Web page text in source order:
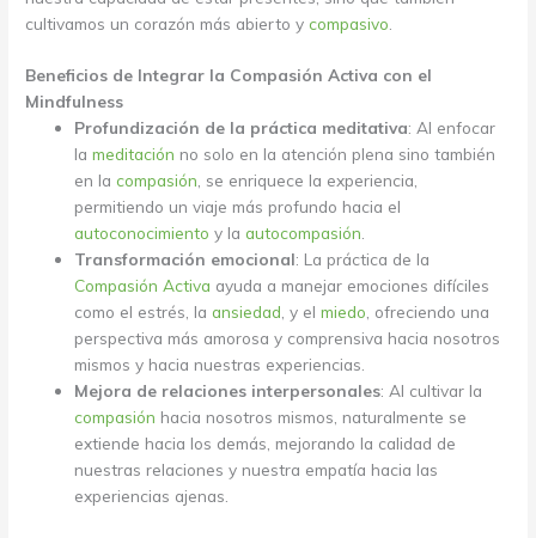
cultivamos un corazón más abierto y compasivo
Beneficios de Integrar la Compasión Activa con el
Mindfulness
Profundización de la práctica meditativa: Al enfocar
lameditación no solo en la atención plena sino también
en la compasión , se enriquece la experiencia,
permitiendo un viaje más profundo hacia el
autoconocimiento y laautocompasión
Transformación emocional: La práctica de la
Compasión Activa ayuda a manejar emociones difíciles
como el estrés, laansiedad , y elmiedo , ofreciendo una
perspectiva más amorosa y comprensiva hacia nosotros
mismos y hacia nuestras experiencias.
Mejora de relaciones interpersonales: Al cultivar la
compasión hacia nosotros mismos, naturalmente se
extiende hacia los demás, mejorando la calidad de
nuestras relaciones y nuestra empatía hacia las
experiencias ajenas.